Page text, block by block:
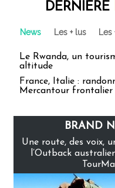
DERNIÈRE
News Les + lus Les
Le Rwanda, un
altitude
France, Italie :
Mercantour frontalier
BRAND
Une route, des voix,
l’Outback